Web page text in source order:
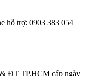
hỗ trợ: 0903 383 054
ĐT TP.HCM cấp ngày